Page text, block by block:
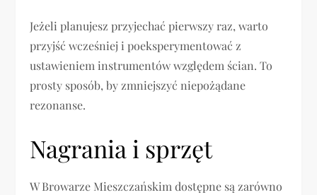
Jeżeli planujesz przyjechać pierwszy raz, warto
przyjść wcześniej i poeksperymentować z
ustawieniem instrumentów względem ścian. To
prosty sposób, by zmniejszyć niepożądane
rezonanse.
Nagrania i sprzęt
W Browarze Mieszczańskim dostępne są zarówno